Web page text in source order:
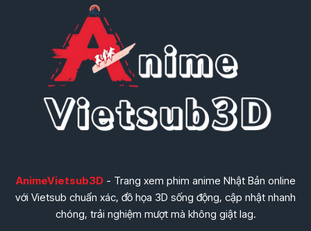
AnimeVietsub3D- Trang xem phim anime Nhật Bản online
với Vietsub chuẩn xác, đồ họa 3D sống động, cập nhật nhanh
chóng, trải nghiệm mượt mà không giật lag.